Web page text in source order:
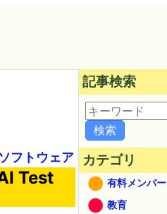
ソフトウェア
Test
記事検索
カテゴリ
有料メンバー
教育